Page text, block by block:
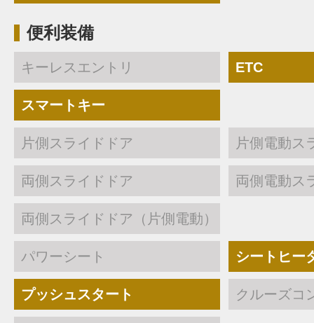
便利装備
キーレスエントリ ETC
スマートキー
片側スライドドア 片側電動ス
両側スライドドア 両側電動ス
両側スライドドア（片側電動）
パワーシート シートヒー
プッシュスタート クルーズコ